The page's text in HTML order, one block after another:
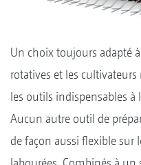
Un choix toujours adapté
rotatives et les
les outils indispensables
Aucun autre outil de
de façon aussi flexible sur